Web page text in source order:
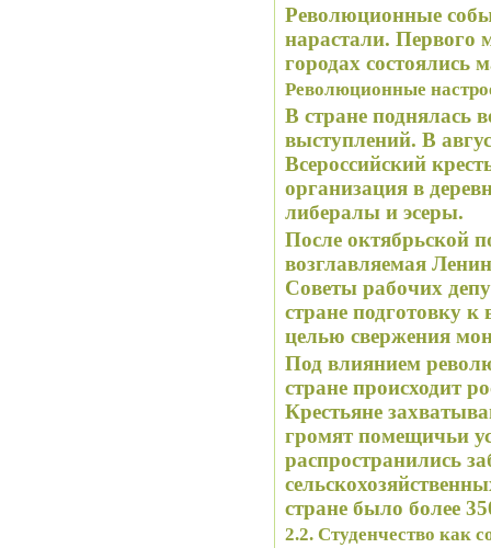
Революционные
нарастали. Первого
городах состоялись
Революционные
В стране поднялась
выступлений. В
Всероссийский
организация в
либералы и эсеры.
После октябрьской
возглавляемая
Советы рабочих
стране подготовку
целью свержения
Под влиянием
стране происходит
Крестьяне
громят помещичьи
распространились
стране было более
2.2. Студенчество как